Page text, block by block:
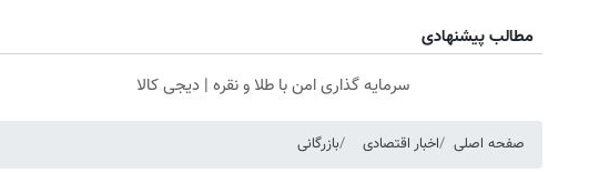
مطالب پیشنهادی
سرمایه گذاری امن با طلا و نقره | دیجی کالا
صفحه اصلی اخبار اقتصادی بازرگانی